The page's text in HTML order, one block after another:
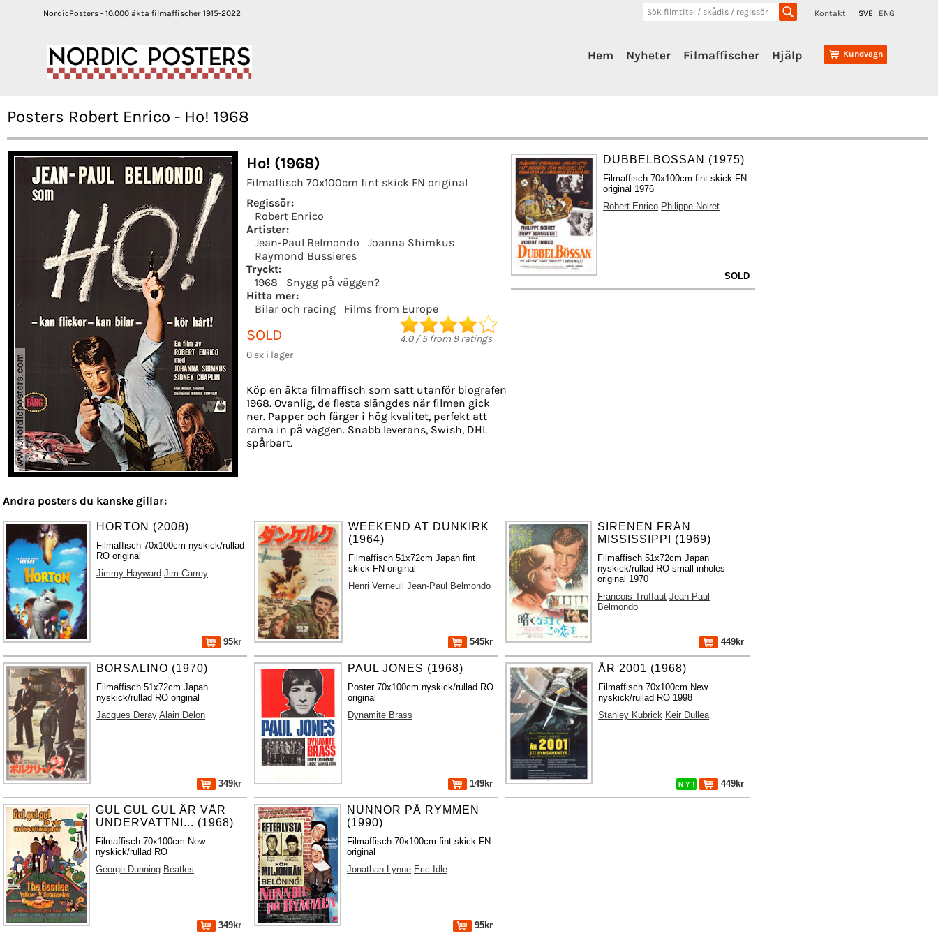
NordicPosters - 10.000 äkta filmaffischer 1915-2022 Kontakt SVE ENG
Kundvagn
Hem Nyheter Filmaffischer Hjälp
Posters Robert Enrico - Ho! 1968
Ho! (1968)
Filmaffisch 70x100cm fint skick FN original
Regissör:
Robert Enrico
Artister:
Jean-Paul Belmondo
Joanna Shimkus
Raymond Bussieres
Tryckt:
1968
Snygg på väggen?
Hitta mer:
Bilar och racing
Films from Europe
SOLD
0 ex i lager
4.0/5from 9ratings
Köp en äkta filmaffisch som satt utanför biografen
1968. Ovanlig, de flesta slängdes när filmen gick
ner. Papper och färger i hög kvalitet, perfekt att
rama in på väggen. Snabb leverans, Swish, DHL
spårbart.
DUBBELBÖSSAN (1975)
Filmaffisch 70x100cm fint skick FN
original 1976
Robert Enrico Philippe Noiret
SOLD
Andra posters du kanske gillar:
HORTON (2008)
Filmaffisch 70x100cm nyskick/rullad
RO original
Jimmy Hayward Jim Carrey
95kr
WEEKEND AT DUNKIRK
(1964)
Filmaffisch 51x72cm Japan fint
skick FN original
Henri Verneuil Jean-Paul Belmondo
545kr
SIRENEN FRÅN
MISSISSIPPI (1969)
Filmaffisch 51x72cm Japan
nyskick/rullad RO small inholes
original 1970
Francois Truffaut Jean-Paul
Belmondo
449kr
BORSALINO (1970)
Filmaffisch 51x72cm Japan
nyskick/rullad RO original
Jacques Deray Alain Delon
349kr
PAUL JONES (1968)
Poster 70x100cm nyskick/rullad RO
original
Dynamite Brass
149kr
ÅR 2001 (1968)
Filmaffisch 70x100cm New
nyskick/rullad RO 1998
Stanley Kubrick Keir Dullea
N Y ! 449kr
GUL GUL GUL ÄR VÅR
UNDERVATTNI... (1968)
Filmaffisch 70x100cm New
nyskick/rullad RO
George Dunning Beatles
349kr
NUNNOR PÅ RYMMEN
(1990)
Filmaffisch 70x100cm fint skick FN
original
Jonathan Lynne Eric Idle
95kr